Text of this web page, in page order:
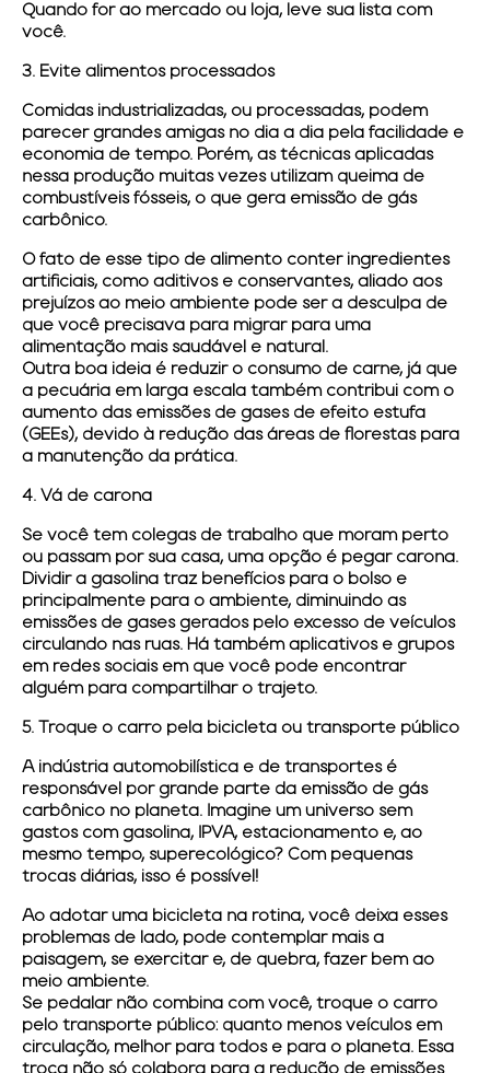
Quando for ao mercado ou loja, leve sua lista com
você.
3. Evite alimentos processados
Comidas industrializadas, ou processadas, podem
parecer grandes amigas no dia a dia pela facilidade e
economia de tempo. Porém, as técnicas aplicadas
nessa produção muitas vezes utilizam queima de
combustíveis fósseis, o que gera emissão de gás
carbônico.
O fato de esse tipo de alimento conter ingredientes
artificiais, como aditivos e conservantes, aliado aos
prejuízos ao meio ambiente pode ser a desculpa de
que você precisava para migrar para uma
alimentação mais saudável e natural.
Outra boa ideia é reduzir o consumo de carne, já que
a pecuária em larga escala também contribui com o
aumento das emissões de gases de efeito estufa
(GEEs), devido à redução das áreas de florestas para
a manutenção da prática.
4. Vá de carona
Se você tem colegas de trabalho que moram perto
ou passam por sua casa, uma opção é pegar carona.
Dividir a gasolina traz benefícios para o bolso e
principalmente para o ambiente, diminuindo as
emissões de gases gerados pelo excesso de veículos
circulando nas ruas. Há também aplicativos e grupos
em redes sociais em que você pode encontrar
alguém para compartilhar o trajeto.
5. Troque o carro pela bicicleta ou transporte público
A indústria automobilística e de transportes é
responsável por grande parte da emissão de gás
carbônico no planeta. Imagine um universo sem
gastos com gasolina, IPVA, estacionamento e, ao
mesmo tempo, superecológico? Com pequenas
trocas diárias, isso é possível!
Ao adotar uma bicicleta na rotina, você deixa esses
problemas de lado, pode contemplar mais a
paisagem, se exercitar e, de quebra, fazer bem ao
meio ambiente.
Se pedalar não combina com você, troque o carro
pelo transporte público: quanto menos veículos em
circulação, melhor para todos e para o planeta. Essa